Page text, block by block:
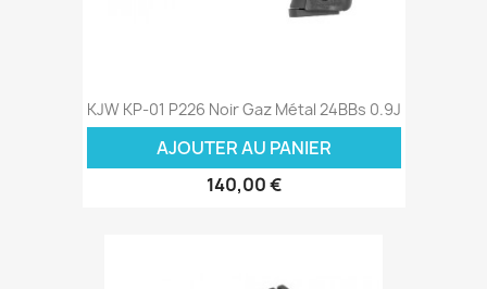
KJW KP-01 P226 Noir Gaz Métal 24BBs 0.9J
AJOUTER AU PANIER
140,00 €